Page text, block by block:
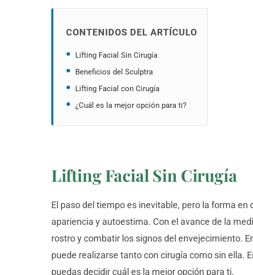
CONTENIDOS DEL ARTÍCULO
Lifting Facial Sin Cirugía
Beneficios del Sculptra
Lifting Facial con Cirugía
¿Cuál es la mejor opción para ti?
Lifting Facial Sin Cirugía
El paso del tiempo es inevitable, pero la forma
apariencia y autoestima. Con el avance de la
rostro y combatir los signos del envejecimiento.
puede realizarse tanto con cirugía como sin ella.
puedas decidir cuál es la mejor opción para ti.